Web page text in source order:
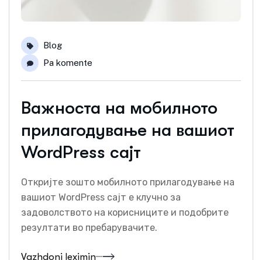
Blog
Pa komente
Важноста на мобилното
прилагодување на вашиот
WordPress сајт
Откријте зошто мобилното прилагодување на
вашиот WordPress сајт е клучно за
задоволството на корисниците и подобрите
резултати во пребарувачите.
Vazhdoni leximin